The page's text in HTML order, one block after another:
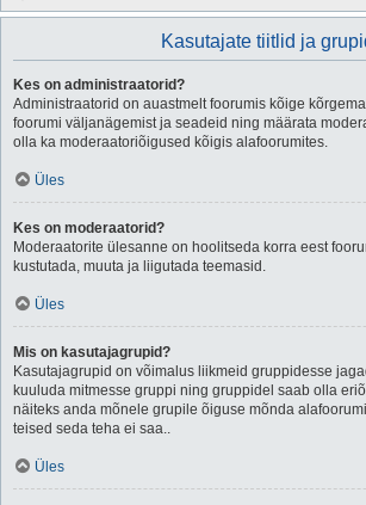
Kasutajate tiitlid ja
Kes on administraatorid?
Administraatorid on auastmelt foorumis kõige
foorumi väljanägemist ja seadeid ning määrata
olla ka moderaatoriõigused kõigis alafoorumites.
Üles
Kes on moderaatorid?
Moderaatorite ülesanne on hoolitseda korra eest
kustutada, muuta ja liigutada teemasid.
Üles
Mis on kasutajagrupid?
Kasutajagrupid on võimalus liikmeid gruppidesse
kuuluda mitmesse gruppi ning gruppidel saab olla
näiteks anda mõnele grupile õiguse mõnda
teised seda teha ei saa..
Üles